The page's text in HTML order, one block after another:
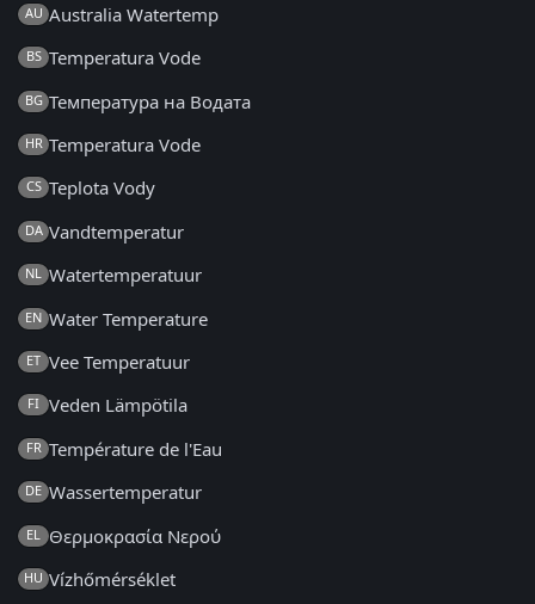
AU Australia Watertemp
BS Temperatura Vode
BG Температура на Водата
HR Temperatura Vode
CS Teplota Vody
DA Vandtemperatur
NL Watertemperatuur
EN Water Temperature
ET Vee Temperatuur
FI Veden Lämpötila
FR Température de l'Eau
DE Wassertemperatur
EL Θερμοκρασία Νερού
HU Vízhőmérséklet